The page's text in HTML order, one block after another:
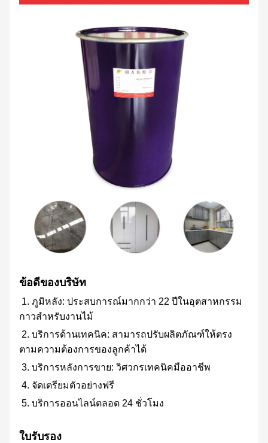
ข้อดีของบริษัท
1. ภูมิหลัง: ประสบการณ์มากกว่า 22 ปีในอุตสาหกรรม
กาวสำหรับงานไม้
2. บริการด้านเทคนิค: สามารถปรับผลิตภัณฑ์ให้ตรง
ตามความต้องการของลูกค้าได้
3. บริการหลังการขาย: วิศวกรเทคนิคมืออาชีพ
4. จัดเตรียมตัวอย่างฟรี
5. บริการออนไลน์ตลอด 24 ชั่วโมง
ใบรับรอง